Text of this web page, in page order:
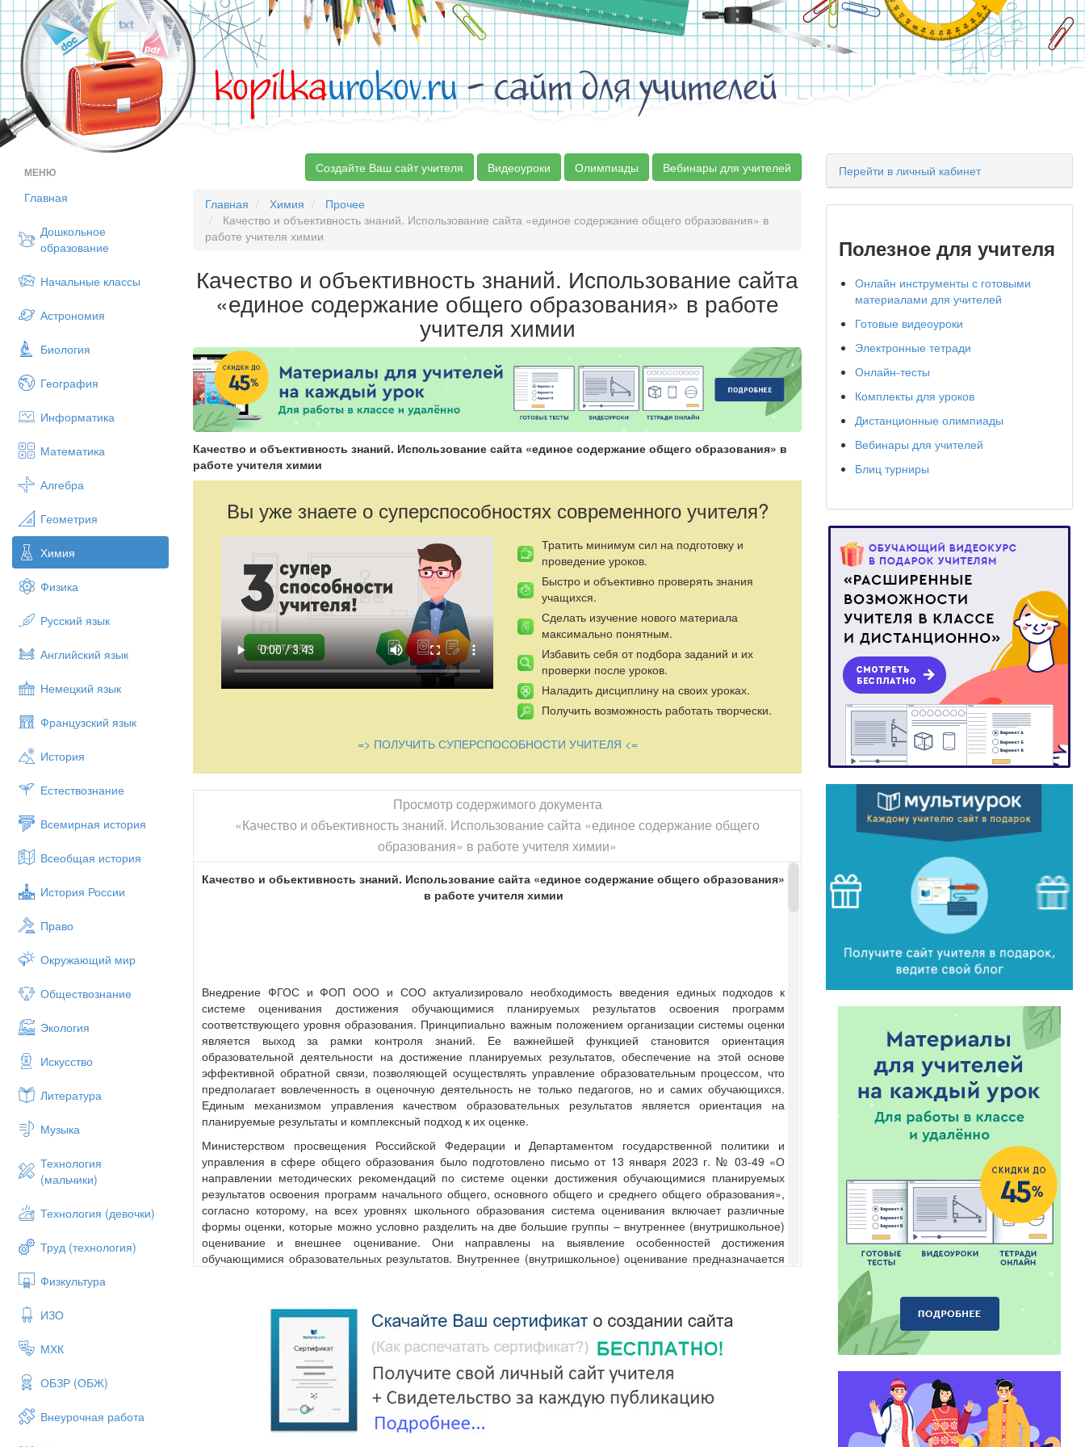
kopilkaurokov.ru- сайт для учителей
МЕНЮ
Главная
Дошкольное
образование
Начальные классы
Астрономия
Биология
География
Информатика
Математика
Алгебра
Геометрия
Химия
Физика
Русский язык
Английский язык
Немецкий язык
Французский язык
История
Естествознание
Всемирная история
Всеобщая история
История России
Право
Окружающий мир
Обществознание
Экология
Искусство
Литература
Музыка
Технология
(мальчики)
Технология (девочки)
Труд (технология)
Физкультура
ИЗО
МХК
ОБЗР (ОБЖ)
Внеурочная работа
Создайте Ваш сайт учителя Видеоуроки Олимпиады Вебинары для учителей
Главная Химия
Прочее
Качество и объективность знаний. Использование сайта «единое содержание общего образования» в
работе учителя химии
Качество и объективность знаний. Использование сайта
«единое содержание общего образования» в работе
учителя химии
Качество и объективность знаний. Использование сайта «единое содержание общего образования» в
работе учителя химии
Вы уже знаете о суперспособностях современного учителя?
Тратить минимум сил на подготовку и
проведение уроков.
Быстро и объективно проверять знания
учащихся.
Сделать изучение нового материала
максимально понятным.
Избавить себя от подбора заданий и их
проверки после уроков.
Наладить дисциплину на своих уроках.
Получить возможность работать творчески.
=> ПОЛУЧИТЬ СУПЕРСПОСОБНОСТИ УЧИТЕЛЯ <=
Просмотр содержимого документа
«Качество и объективность знаний. Использование сайта «единое содержание общего
образования» в работе учителя химии»
Качество и обьективность знаний. Использование сайта «единое содержание общего образования»
в работе учителя химии
Внедрение ФГОС и ФОП ООО и СОО актуализировало необходимость введения единых подходов к
системе оценивания достижения обучающимися планируемых результатов освоения программ
соответствующего уровня образования. Принципиально важным положением организации системы оценки
является выход за рамки контроля знаний. Ее важнейшей функцией становится ориентация
образовательной деятельности на достижение планируемых результатов, обеспечение на этой основе
эффективной обратной связи, позволяющей осуществлять управление образовательным процессом, что
предполагает вовлеченность в оценочную деятельность не только педагогов, но и самих обучающихся.
Единым механизмом управления качеством образовательных результатов является ориентация на
планируемые результаты и комплексный подход к их оценке.
Министерством просвещения Российской Федерации и Департаментом государственной политики и
управления в сфере общего образования было подготовлено письмо от 13 января 2023 г. № 03-49 «О
направлении методических рекомендаций по системе оценки достижения обучающимися планируемых
результатов освоения программ начального общего, основного общего и среднего общего образования»,
согласно которому, на всех уровнях школьного образования система оценивания включает различные
формы оценки, которые можно условно разделить на две большие группы ‒ внутреннее (внутришкольное)
оценивание и внешнее оценивание. Они направлены на выявление особенностей достижения
обучающимися образовательных результатов. Внутреннее (внутришкольное) оценивание предназначается
‒ текущую оценку;
‒ промежуточную аттестацию;
‒ стартовые (диагностические) работы;
‒ комплексные (диагностические) работы.
Все элементы системы внутришкольного оценивания по учебным предметам обеспечивают
внутришкольный мониторинг образовательных достижений, включающий оценку уровня достижений
Перейти в личный кабинет
Полезное для учителя
Онлайн инструменты с готовыми
материалами для учителей
Готовые видеоуроки
Электронные тетради
Онлайн-тесты
Комплекты для уроков
Дистанционные олимпиады
Вебинары для учителей
Блиц турниры